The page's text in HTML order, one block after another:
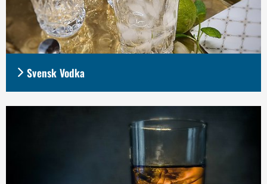
Svensk Vodka